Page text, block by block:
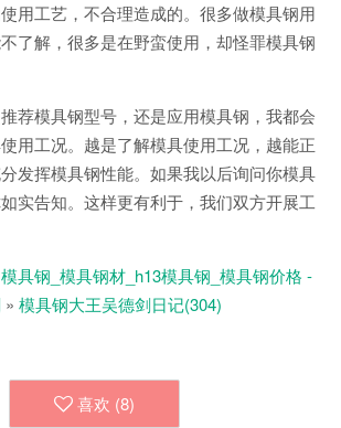
用工艺，不合理造成的。很多做模具钢用
了解，很多是在野蛮使用，却怪罪模具钢
荐模具钢型号，还是应用模具钢，我都会
用工况。越是了解模具使用工况，越能正
发挥模具钢性能。如果我以后询问你模具
实告知。这样更有利于，我们双方开展工
模具钢_模具钢材_h13模具钢_模具钢价格 -
» 模具钢大王吴德剑日记(304)
喜欢 (8)